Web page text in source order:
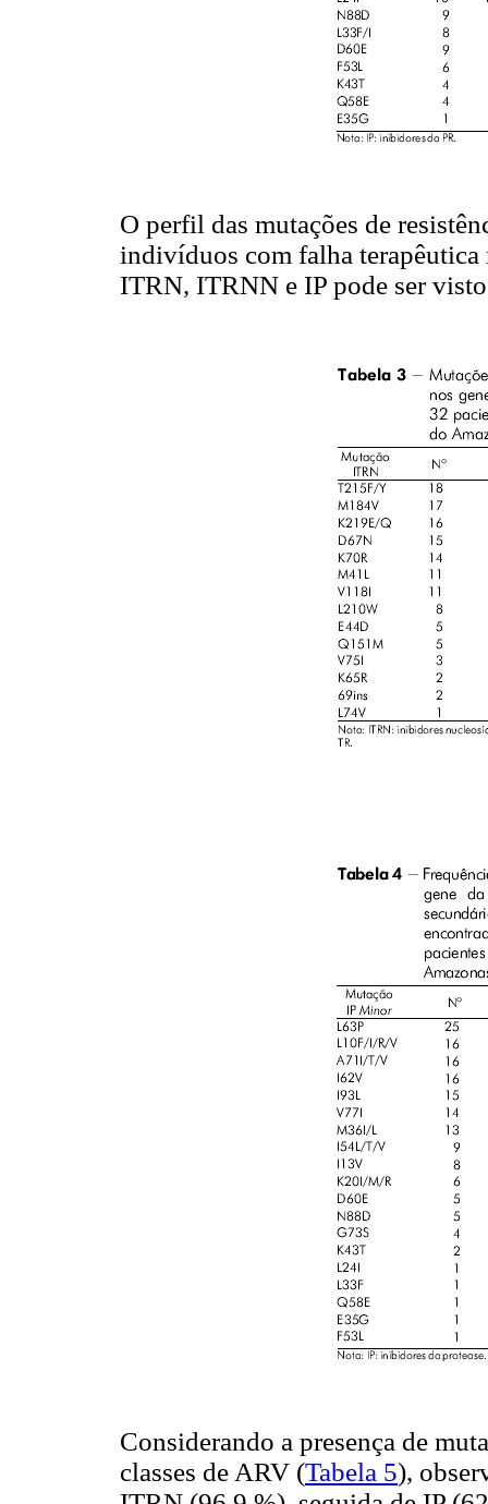
O perfil das mutações de
indivíduos com falha terapêutica
ITRN, ITRNN e IP pode ser
Considerando a presença de
classes de ARV (Tabela 5),